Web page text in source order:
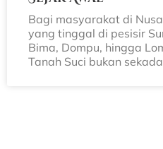
Bagi masyarakat di
yang tinggal di pesisir
Bima, Dompu, hingga
Tanah Suci bukan